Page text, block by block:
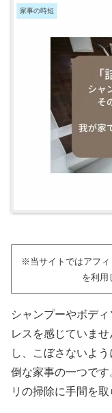
家事の時短
※当サイトではアフィ
を利用
シャンプーやボデ
レスを感じていま
し、こぼさないよ
倒な家事の一つで
リの掃除に手間を